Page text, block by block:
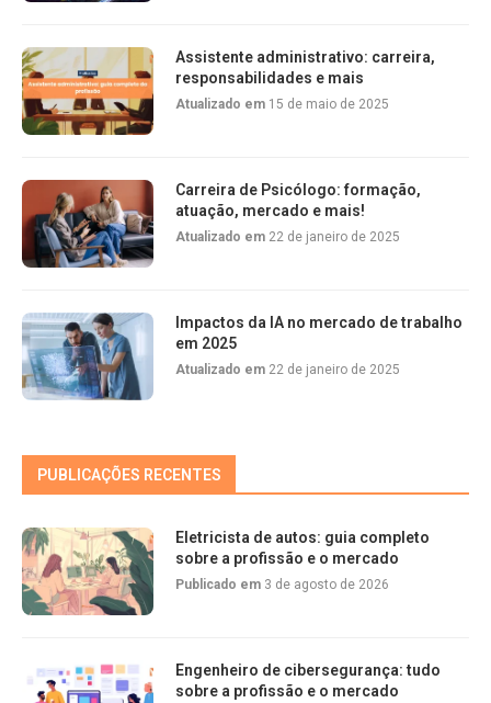
Assistente administrativo: carreira,
responsabilidades e mais
Atualizado em 15 de maio de 2025
Carreira de Psicólogo: formação,
atuação, mercado e mais!
Atualizado em 22 de janeiro de 2025
Impactos da IA no mercado de trabalho
em 2025
Atualizado em 22 de janeiro de 2025
PUBLICAÇÕES RECENTES
Eletricista de autos: guia completo
sobre a profissão e o mercado
Publicado em 3 de agosto de 2026
Engenheiro de cibersegurança: tudo
sobre a profissão e o mercado